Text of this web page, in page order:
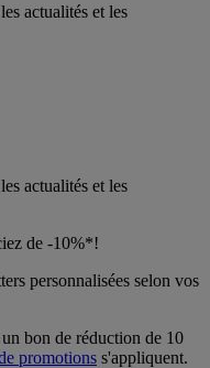
actualités et les
actualités et les
de -10%*!
personnalisées selon vos
bon de réduction de 10
promotions s'appliquent.